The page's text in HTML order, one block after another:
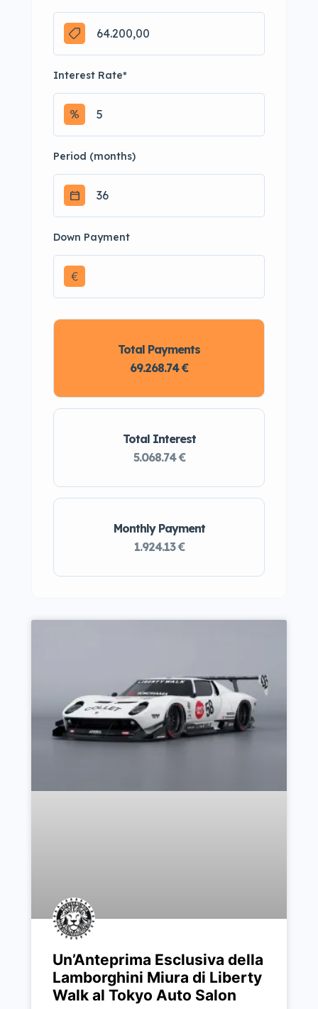
Interest Rate*
Period (months)
Down Payment
€
Monthly Payment
1.924.13 €
Total Interest
5.068.74 €
Total Payments
69.268.74 €
Un’Anteprima Esclusiva della
Lamborghini Miura di Liberty
Walk al Tokyo Auto Salon